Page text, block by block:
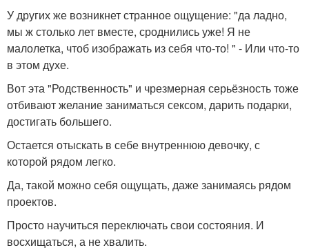
У других же возникнет странное ощущение: "да ладно,
мы ж столько лет вместе, сроднились уже! Я не
малолетка, чтоб изображать из себя что-то! " - Или что-то
в этом духе.
Вот эта "Родственность" и чрезмерная серьёзность тоже
отбивают желание заниматься сексом, дарить подарки,
достигать большего.
Остается отыскать в себе внутреннюю девочку, с
которой рядом легко.
Да, такой можно себя ощущать, даже занимаясь рядом
проектов.
Просто научиться переключать свои состояния. И
восхищаться, а не хвалить.